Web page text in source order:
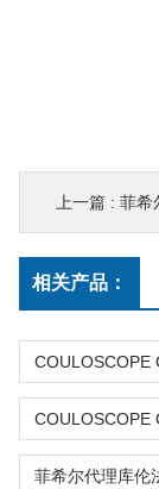
上一篇 : 菲希
相关产品：